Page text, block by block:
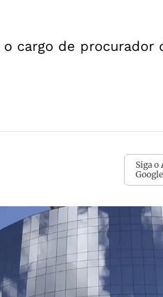
cargo de procurador
Siga o
Google